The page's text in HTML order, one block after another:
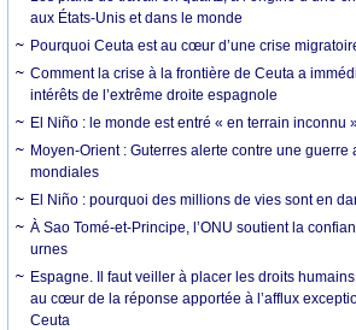
aux États-Unis et dans le monde
Pourquoi Ceuta est au cœur d’une crise
Comment la crise à la frontière de Ceuta a
intérêts de l’extrême droite espagnole
El Niño : le monde est entré « en terrain inconnu
Moyen-Orient : Guterres alerte contre une guerre
mondiales
El Niño : pourquoi des millions de vies sont en
À Sao Tomé-et-Principe, l’ONU soutient la
urnes
Espagne. Il faut veiller à placer les droits
au cœur de la réponse apportée à l’afflux
Ceuta